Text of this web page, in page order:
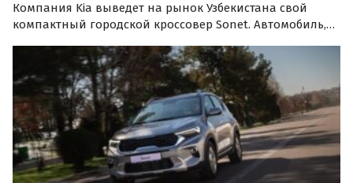
Компания Kia выведет на рынок Узбекистана свой
компактный городской кроссовер Sonet. Автомобиль,
предприятии ADM Jizzakh в Джизаке,
предположительно, будет стоить от 200 млн сум или
около 1,5 млн рублей по…